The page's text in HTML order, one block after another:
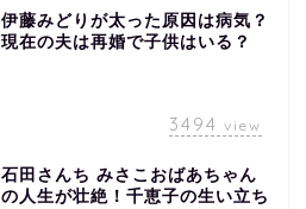
伊藤みどりが太った原因は病気？
現在の夫は再婚で子供はいる？
3494 view
石田さんち みさこおばあちゃん
の人生が壮絶！千恵子の生い立ち